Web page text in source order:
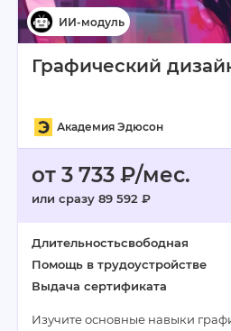
Графический
Академия Эдюсон
от 3 733 ₽/мес.
или сразу 89 592 ₽
Длительностьсвободная
Помощь в трудоустройстве
Выдача сертификата
Изучите основные навыки